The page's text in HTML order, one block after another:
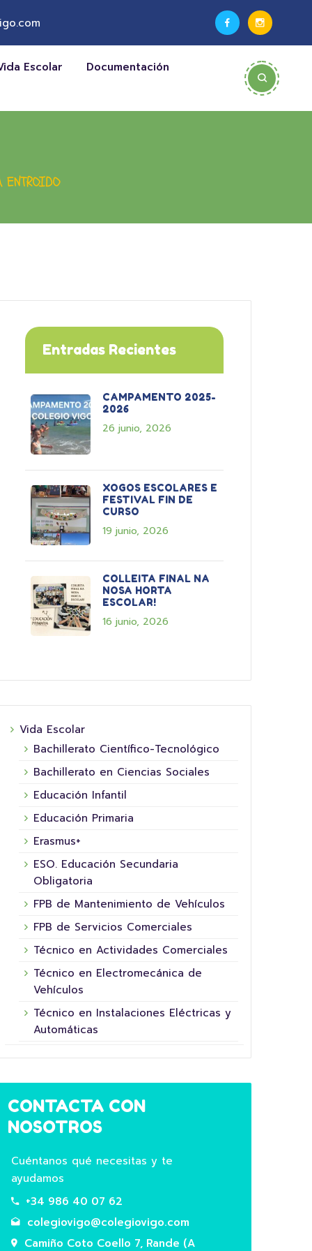
Escolar
Documentación
ENTROIDO
16 junio, 2026
5º XORNADA DE
SUPERHEROÍNAS E
SUPERHEROES FUNDACIÓN LA
Entradas Recientes
CAMPAMENTO 2025-
2026
26 junio, 2026
XOGOS ESCOLARES E
FESTIVAL FIN DE
CURSO
19 junio, 2026
COLLEITA FINAL NA
NOSA HORTA
ESCOLAR!
16 junio, 2026
Vida Escolar
Bachillerato Científico-Tecnológico
Bachillerato en Ciencias Sociales
Educación Infantil
Educación Primaria
Erasmus+
ESO. Educación Secundaria
Obligatoria
FPB de Mantenimiento de Vehículos
FPB de Servicios Comerciales
Técnico en Actividades Comerciales
Técnico en Electromecánica de
Vehículos
Técnico en Instalaciones Eléctricas y
Automáticas
CONTACTA CON
NOSOTROS
Cuéntanos qué necesitas y te
ayudamos
+34 986 40 07 62
colegiovigo@colegiovigo.com
Camiño Coto Coello 7, Rande (A